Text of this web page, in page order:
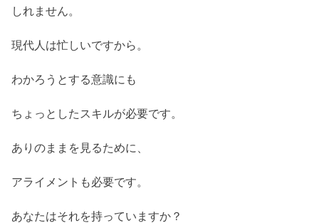
しれません。
現代人は忙しいですから。
わかろうとする意識にも
ちょっとしたスキルが必要です。
ありのままを見るために、
アライメントも必要です。
あなたはそれを持っていますか？